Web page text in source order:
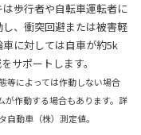
歩行者や自転車運転者に
、衝突回避または被害軽
に対しては自車が約5k
サポートします。
等によっては作動しない場合
が作動する場合もあります。詳
動車（株）測定値。